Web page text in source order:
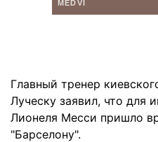
Главный тренер
Луческу заявил, что для
Лионеля Месси пришло
"Барселону".